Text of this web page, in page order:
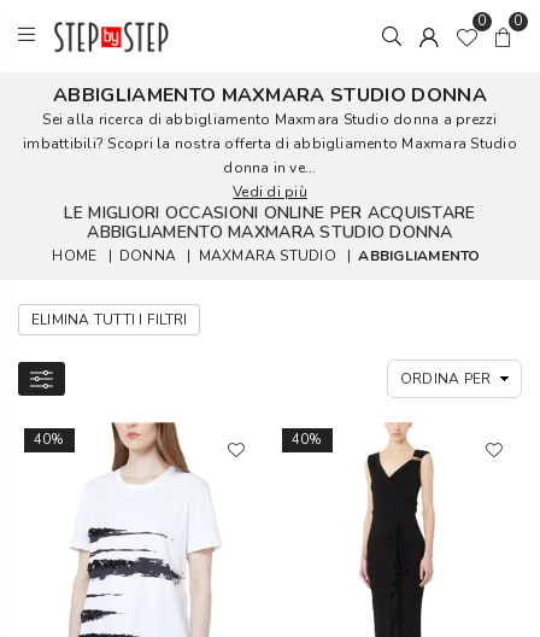
0 0
ABBIGLIAMENTO MAXMARA STUDIO DONNA
Sei alla ricerca di abbigliamento Maxmara Studio donna a prezzi
imbattibili? Scopri la nostra offerta di abbigliamento Maxmara Studio
donna in ve...
Vedi di più
LE MIGLIORI OCCASIONI ONLINE PER ACQUISTARE
ABBIGLIAMENTO MAXMARA STUDIO DONNA
HOME | DONNA | MAXMARA STUDIO | ABBIGLIAMENTO
ELIMINA TUTTI I FILTRI
40% 40%